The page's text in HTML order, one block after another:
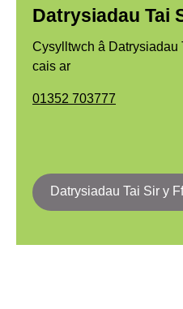
Datrysiadau Tai
Cysylltwch â Datrysiadau
cais ar
01352 703777
Datrysiadau Tai Sir y